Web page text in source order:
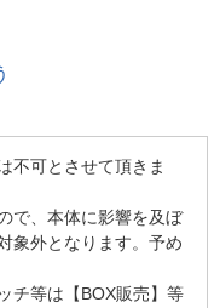
不可とさせて頂きま
で、本体に影響を及ぼ
象外となります。予め
チ等は【BOX販売】等